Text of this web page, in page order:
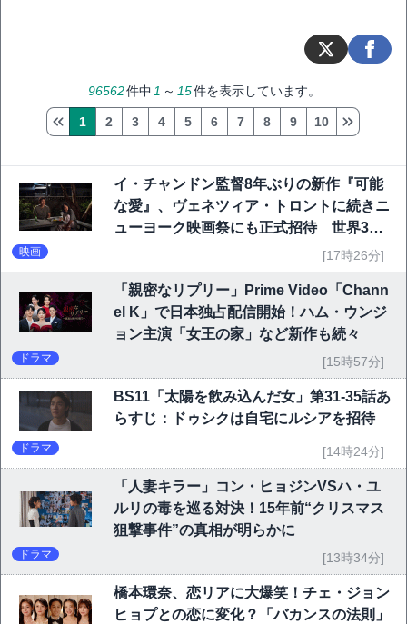
96562件中 1 ～ 15件を表示しています。
1 2 3 4 5 6 7 8 9 10
イ・チャンドン監督8年ぶりの新作『可能
な愛』、ヴェネツィア・トロントに続きニ
ューヨーク映画祭にも正式招待 世界3大
映画 [17時26分]
「親密なリプリー」Prime Video「Chann
el K」で日本独占配信開始！ハム・ウンジ
ョン主演「女王の家」など新作も続々
ドラマ [15時57分]
BS11「太陽を飲み込んだ女」第31-35話あ
らすじ：ドゥシクは自宅にルシアを招待
ドラマ [14時24分]
「人妻キラー」コン・ヒョジンVSハ・ユ
ルリの毒を巡る対決！15年前“クリスマス
狙撃事件”の真相が明らかに
ドラマ [13時34分]
橋本環奈、恋リアに大爆笑！チェ・ジョン
ヒョプとの恋に変化？「バカンスの法則」